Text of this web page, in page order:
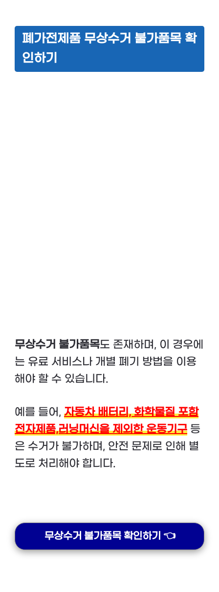
폐가전제품 무상수거 불가품목 확
인하기
무상수거 불가품목도 존재하며, 이 경우에
는 유료 서비스나 개별 폐기 방법을 이용
해야 할 수 있습니다.
예를 들어, 자동차 배터리, 화학물질 포함
전자제품,러닝머신을 제외한 운동기구 등
은 수거가 불가하며, 안전 문제로 인해 별
도로 처리해야 합니다.
무상수거 불가품목 확인하기 👈